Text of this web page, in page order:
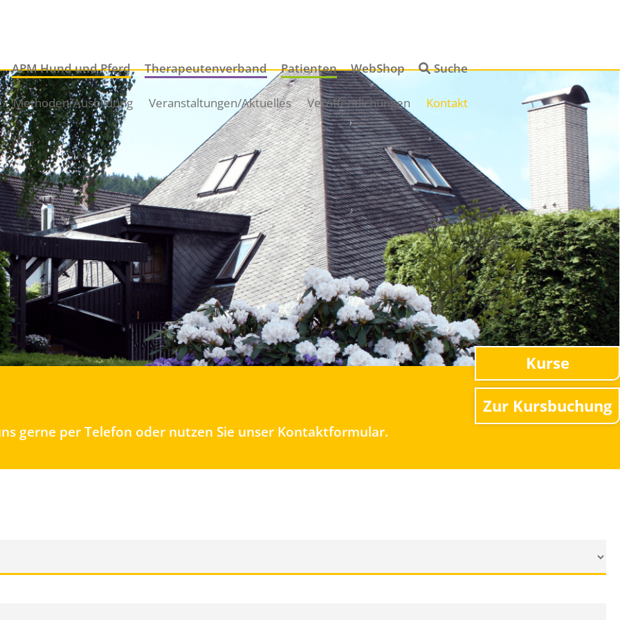
überspringen
APM Hund und Pferd Therapeutenverband Patienten WebShop Suche
Navigation
überspringen
Methoden/Ausbildung Veranstaltungen/Aktuelles Veröffentlichungen Kontakt
Kurse
Zur Kursbuchung
gerne per Telefon oder nutzen Sie unser Kontaktformular.